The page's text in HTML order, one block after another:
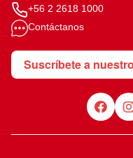
+56 2 2618 1000
Contáctanos
Suscríbete a